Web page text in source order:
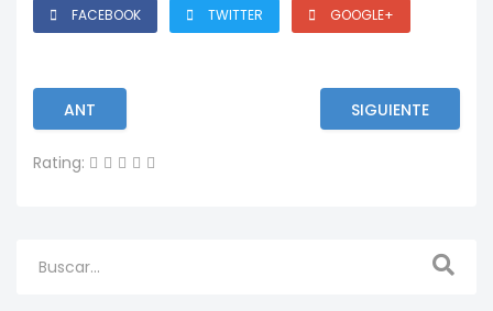
FACEBOOK TWITTER GOOGLE+
ANT SIGUIENTE
Rating: